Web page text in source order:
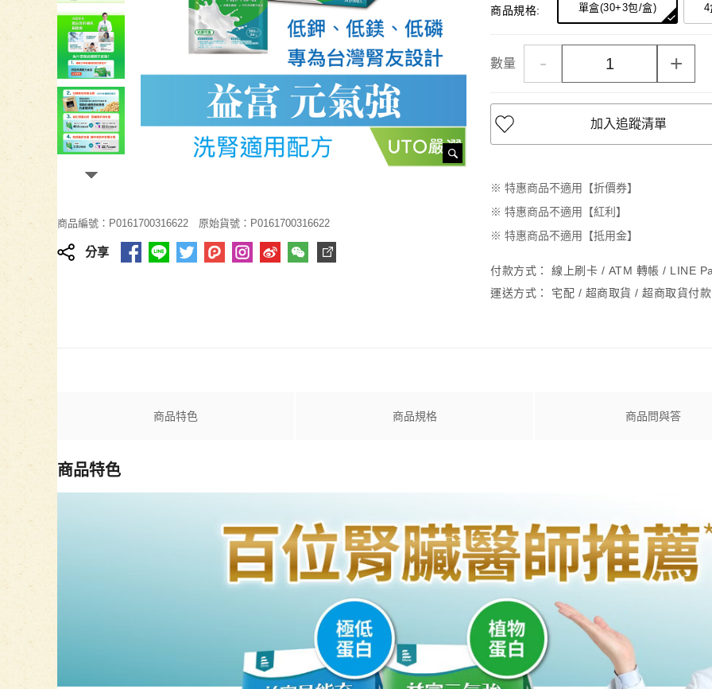
商品編號：P0161700316622 原始貨號：P0161700316622
分享
商品規格: 單盒(30+3包/盒) 4
數量 - +
加入追蹤清單
※ 特惠商品不適用【折價券】
※ 特惠商品不適用【紅利】
※ 特惠商品不適用【抵用金】
付款方式：
線上刷卡 / ATM 轉帳 / LINE
運送方式：
宅配 / 超商取貨 / 超商取貨付款
商品特色 商品規格 商品問與答
商品特色